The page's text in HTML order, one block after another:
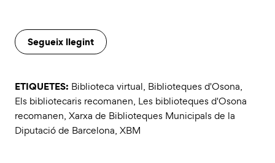
Segueix llegint
ETIQUETES: Biblioteca virtual, Biblioteques d'Osona,
Els bibliotecaris recomanen, Les biblioteques d'Osona
recomanen, Xarxa de Biblioteques Municipals de la
Diputació de Barcelona, XBM